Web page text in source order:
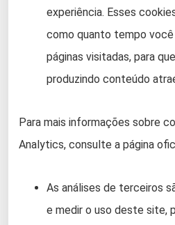
experiência. Esses
como quanto tempo
páginas visitadas, para
produzindo conteúdo
Para mais informações sobre
Analytics, consulte a página
As análises de terceiros
e medir o uso deste site,